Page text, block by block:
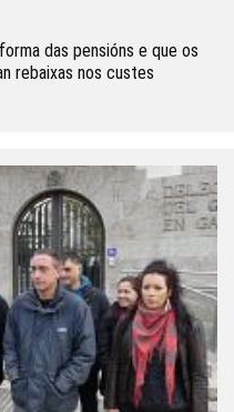
das pensións e que os
rebaixas nos custes